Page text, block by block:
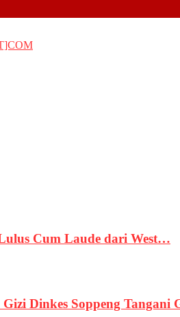
Cum Laude dari West…
Dinkes Soppeng Tangani